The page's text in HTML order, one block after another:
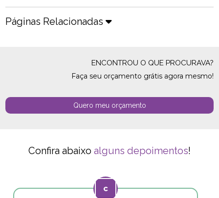
Páginas Relacionadas
ENCONTROU O QUE PROCURAVA?
Faça seu orçamento grátis agora mesmo!
Quero meu orçamento
Confira abaixo alguns depoimentos!